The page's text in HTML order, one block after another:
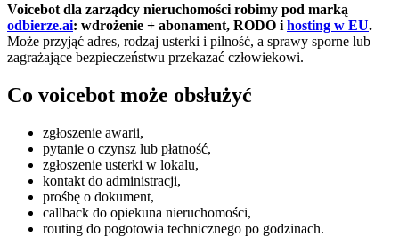
Voicebot dla zarządcy nieruchomości robimy pod marką
odbierze.ai: wdrożenie + abonament, RODO i hosting w EU.
Może przyjąć adres, rodzaj usterki i pilność, a sprawy sporne lub
zagrażające bezpieczeństwu przekazać człowiekowi.
Co voicebot może obsłużyć
zgłoszenie awarii,
pytanie o czynsz lub płatność,
zgłoszenie usterki w lokalu,
kontakt do administracji,
prośbę o dokument,
callback do opiekuna nieruchomości,
routing do pogotowia technicznego po godzinach.